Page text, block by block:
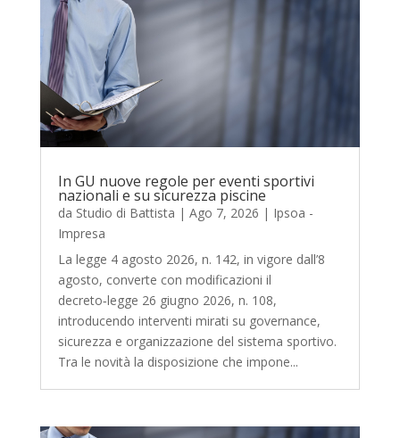
In GU nuove regole per eventi sportivi
nazionali e su sicurezza piscine
da Studio di Battista | Ago 7, 2026 | Ipsoa -
Impresa
La legge 4 agosto 2026, n. 142, in vigore dall’8
agosto, converte con modificazioni il
decreto‑legge 26 giugno 2026, n. 108,
introducendo interventi mirati su governance,
sicurezza e organizzazione del sistema sportivo.
Tra le novità la disposizione che impone...